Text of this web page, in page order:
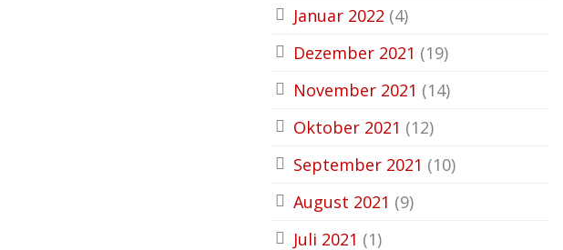
Januar 2022 (4)
Dezember 2021 (19)
November 2021 (14)
Oktober 2021 (12)
September 2021 (10)
August 2021 (9)
Juli 2021 (1)